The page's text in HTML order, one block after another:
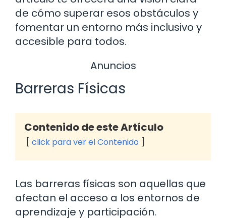
de cómo superar esos obstáculos y
fomentar un entorno más inclusivo y
accesible para todos.
Anuncios
Barreras Físicas
Contenido de este Artículo
click para ver el Contenido
Las barreras físicas son aquellas que
afectan el acceso a los entornos de
aprendizaje y participación.